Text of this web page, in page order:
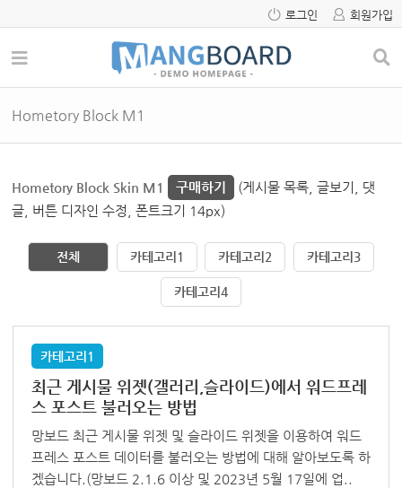
로그인 회원가입
Hometory Block M1
Hometory Block Skin M1 구매하기
(게시물 목록, 글보기, 댓
글, 버튼 디자인 수정, 폰트크기 14px)
전체 카테고리1 카테고리2 카테고리3
카테고리4
카테고리1
최근 게시물 위젯(갤러리,슬라이드)에서 워드프레
스 포스트 불러오는 방법
망보드 최근 게시물 위젯 및 슬라이드 위젯을 이용하여 워드
프레스 포스트 데이터를 불러오는 방법에 대해 알아보도록 하
겠습니다.(망보드 2.1.6 이상 및 2023년 5월 17일에 업..